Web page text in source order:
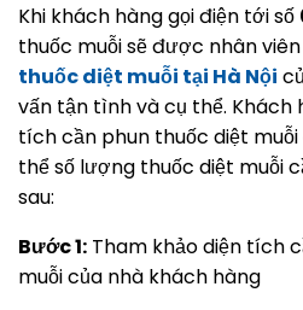
Khi khách hàng gọi điện tới số
thuốc muỗi sẽ được nhân
thuốc diệt muỗi tại Hà Nội
vấn tận tình và cụ thể. Khách
tích cần phun thuốc diệt
thể số lượng thuốc diệt muỗi
sau:
Bước 1: Tham khảo diện tích
muỗi của nhà khách hàng